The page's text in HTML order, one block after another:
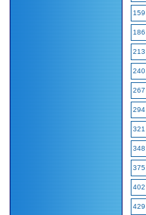
159
186
213
240
267
294
321
348
375
402
429